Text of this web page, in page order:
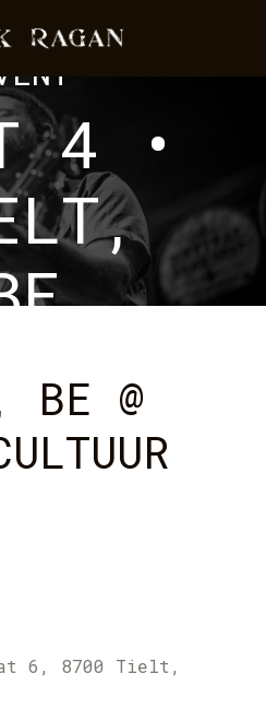
4 •
BE @
6, 8700 Tielt,